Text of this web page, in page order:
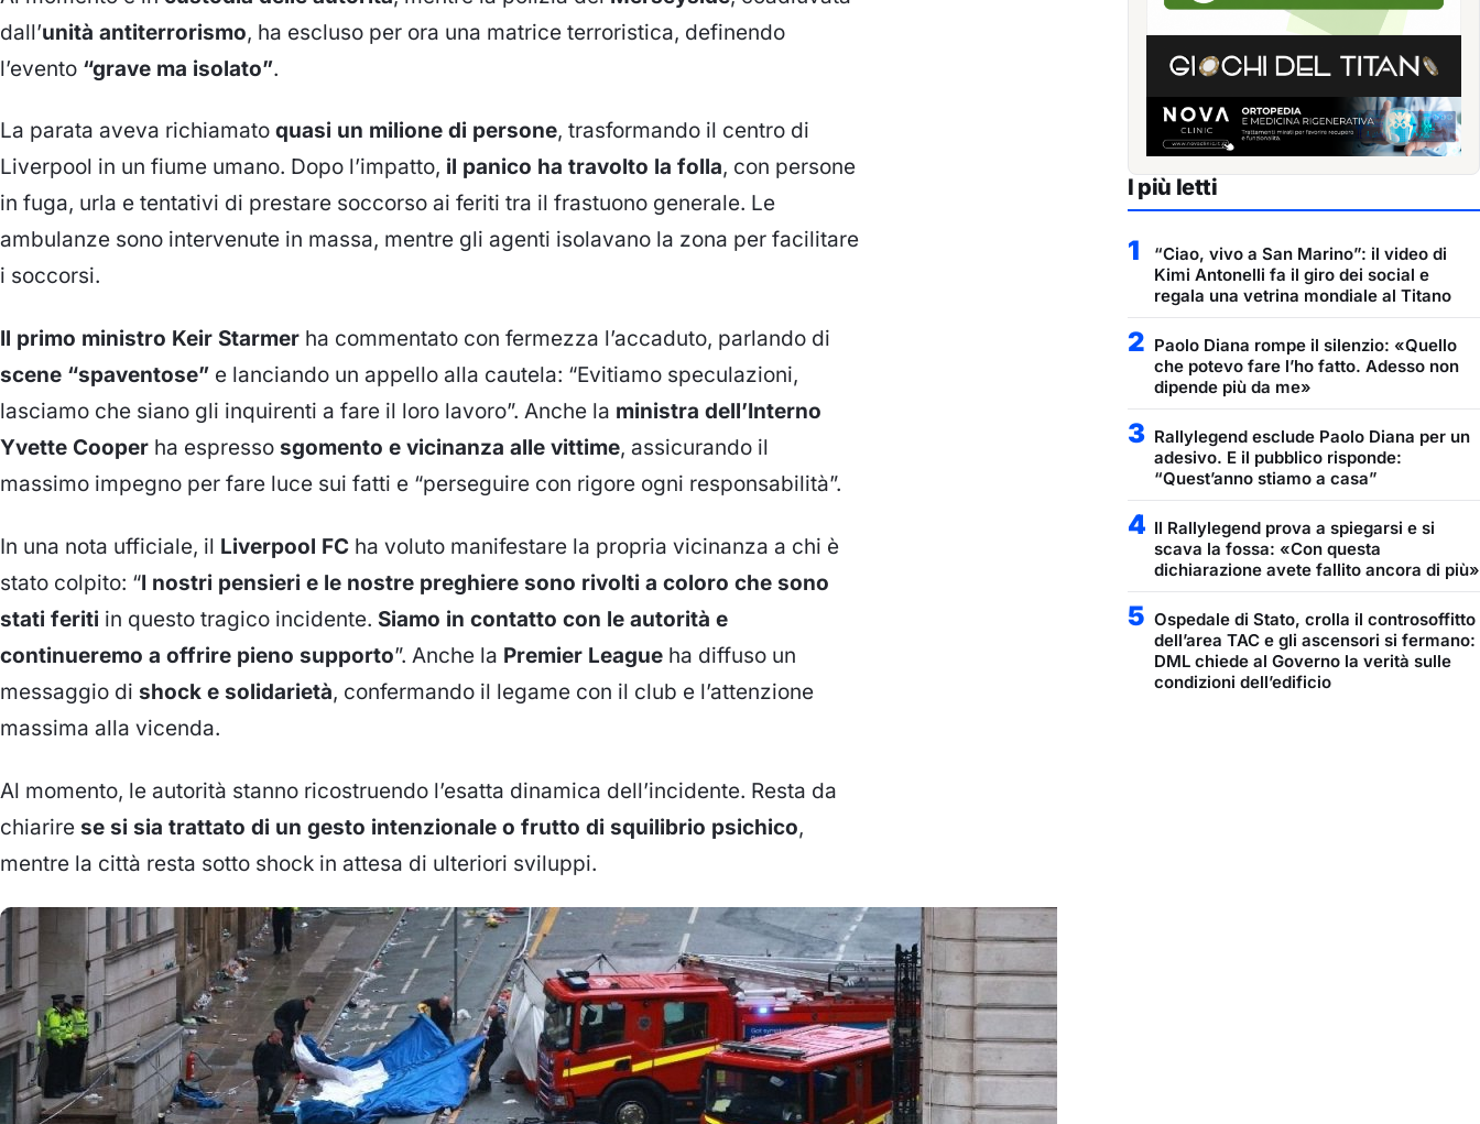
dall’unità antiterrorismo, ha escluso per ora una matrice terroristica, definendo
l’evento “grave ma isolato”.
La parata aveva richiamato quasi un milione di persone, trasformando il centro di
Liverpool in un fiume umano. Dopo l’impatto, il panico ha travolto la folla, con persone
in fuga, urla e tentativi di prestare soccorso ai feriti tra il frastuono generale. Le
ambulanze sono intervenute in massa, mentre gli agenti isolavano la zona per facilitare
i soccorsi.
Il primo ministro Keir Starmer ha commentato con fermezza l’accaduto, parlando di
scene “spaventose” e lanciando un appello alla cautela: “Evitiamo speculazioni,
lasciamo che siano gli inquirenti a fare il loro lavoro”. Anche la ministra dell’Interno
Yvette Cooper ha espresso sgomento e vicinanza alle vittime, assicurando il
massimo impegno per fare luce sui fatti e “perseguire con rigore ogni responsabilità”.
In una nota ufficiale, il Liverpool FC ha voluto manifestare la propria vicinanza a chi è
stato colpito: “I nostri pensieri e le nostre preghiere sono rivolti a coloro che sono
stati feriti in questo tragico incidente. Siamo in contatto con le autorità e
continueremo a offrire pieno supporto”. Anche la Premier League ha diffuso un
messaggio di shock e solidarietà, confermando il legame con il club e l’attenzione
massima alla vicenda.
Al momento, le autorità stanno ricostruendo l’esatta dinamica dell’incidente. Resta da
chiarire se si sia trattato di un gesto intenzionale o frutto di squilibrio psichico,
mentre la città resta sotto shock in attesa di ulteriori sviluppi.
I più letti
1
“Ciao, vivo a San Marino”: il video di
Kimi Antonelli fa il giro dei social e
regala una vetrina mondiale al Titano
2 Paolo Diana rompe il silenzio: «Quello
che potevo fare l’ho fatto. Adesso non
dipende più da me»
3 Rallylegend esclude Paolo Diana per un
adesivo. E il pubblico risponde:
“Quest’anno stiamo a casa”
4 Il Rallylegend prova a spiegarsi e si
scava la fossa: «Con questa
dichiarazione avete fallito ancora di più»
5 Ospedale di Stato, crolla il controsoffitto
dell’area TAC e gli ascensori si fermano:
DML chiede al Governo la verità sulle
condizioni dell’edificio